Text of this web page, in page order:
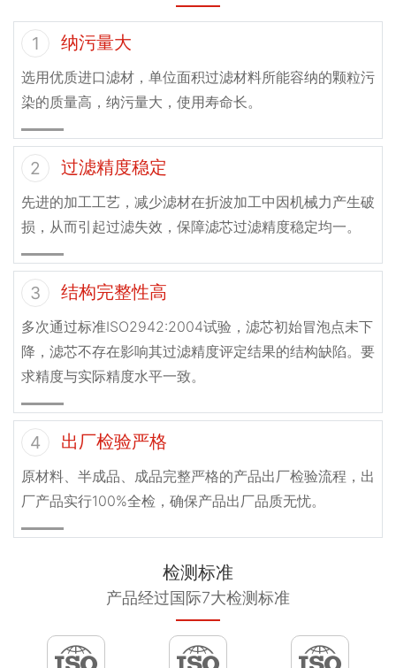
1 纳污量大
选用优质进口滤材，单位面积过滤材料所能容纳的颗粒污
染的质量高，纳污量大，使用寿命长。
2 过滤精度稳定
先进的加工工艺，减少滤材在折波加工中因机械力产生破
损，从而引起过滤失效，保障滤芯过滤精度稳定均一。
3 结构完整性高
多次通过标准ISO2942:2004试验，滤芯初始冒泡点未下
降，滤芯不存在影响其过滤精度评定结果的结构缺陷。要
求精度与实际精度水平一致。
4 出厂检验严格
原材料、半成品、成品完整严格的产品出厂检验流程，出
厂产品实行100%全检，确保产品出厂品质无忧。
检测标准
产品经过国际7大检测标准